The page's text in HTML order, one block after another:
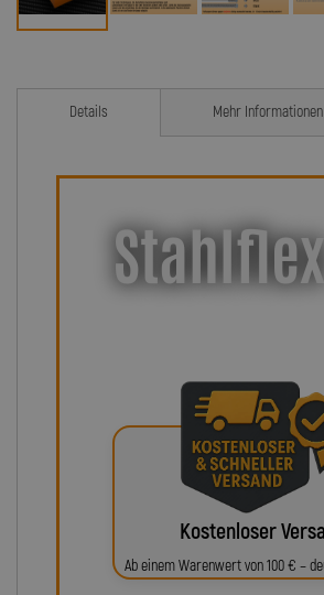
Details
Kostenloser
Ab einem Warenwert von 100 € –
Mehr Informationen